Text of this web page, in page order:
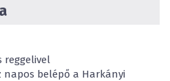
reggelivel
napos belépő a Harkányi